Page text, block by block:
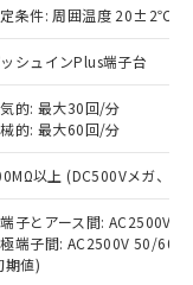
条件: 周囲温度 20±2℃、
シュインPlus端子台
的: 最大30回/分
的: 最大60回/分
以上 (DC500Vメガ、点
子とアース間: AC2500V
端子間: AC2500V 50/
期値)
器事業取扱
標準価格
くもので
の中には、
商品もある
結果は、
10物質）の
を出す予
10物質）の
確認中の
。
品として
合などや
。
国RoHSの
。
国RoHSの
す。
門へお問
うち、外国
る商品